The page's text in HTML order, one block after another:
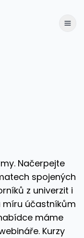
Načerpejte
spojených
z univerzit i
míru účastníkům
máme
Kurzy